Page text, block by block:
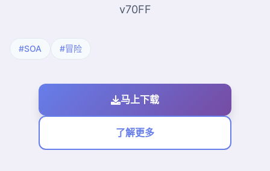
v70FF
#SOA #冒险
马上下载
了解更多